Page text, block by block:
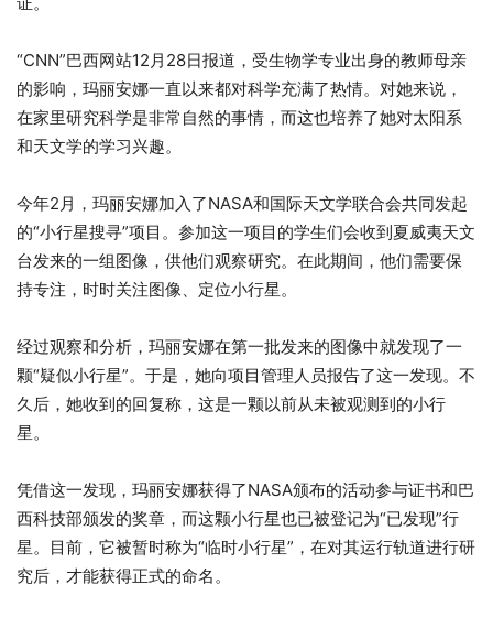
“CNN”巴西网站12月28日报道，受生物学专业出身的教师母亲
的影响，玛丽安娜一直以来都对科学充满了热情。对她来说，
在家里研究科学是非常自然的事情，而这也培养了她对太阳系
和天文学的学习兴趣。
今年2月，玛丽安娜加入了NASA和国际天文学联合会共同发起
的“小行星搜寻”项目。参加这一项目的学生们会收到夏威夷天文
台发来的一组图像，供他们观察研究。在此期间，他们需要保
持专注，时时关注图像、定位小行星。
经过观察和分析，玛丽安娜在第一批发来的图像中就发现了一
颗“疑似小行星”。于是，她向项目管理人员报告了这一发现。不
久后，她收到的回复称，这是一颗以前从未被观测到的小行
星。
凭借这一发现，玛丽安娜获得了NASA颁布的活动参与证书和巴
西科技部颁发的奖章，而这颗小行星也已被登记为“已发现”行
星。目前，它被暂时称为“临时小行星”，在对其运行轨道进行研
究后，才能获得正式的命名。